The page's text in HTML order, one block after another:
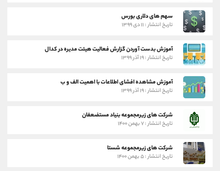
سهم های دلاری بورس
تاریخ انتشار : ۱۱ دی ۱۳۹۹
آموزش بدست آوردن گزارش فعالیت هیئت مدیره در کدال
تاریخ انتشار : ۱۹ آذر ۱۳۹۹
آموزش مشاهده افشای اطلاعات با اهمیت الف و ب
تاریخ انتشار : ۱۹ آذر ۱۳۹۹
شرکت های زیرمجموعه بنیاد مستضعفان
تاریخ انتشار : ۷ بهمن ۱۴۰۰
شرکت های زیرمجموعه شستا
تاریخ انتشار : ۵ بهمن ۱۴۰۰